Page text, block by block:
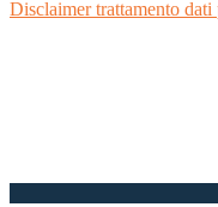
Disclaimer trattamento dati